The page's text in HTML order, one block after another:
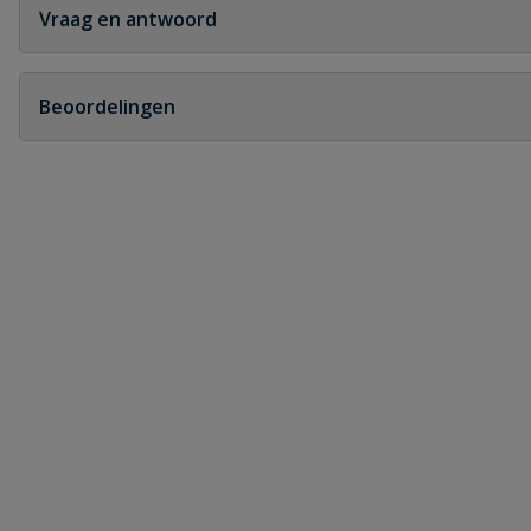
Vraag en antwoord
Geen vragen
Beoordelingen